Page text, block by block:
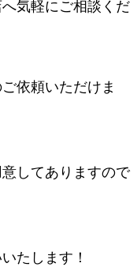
気軽にご相談くだ
依頼いただけま
してありますので
たします！